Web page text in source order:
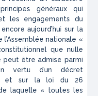
généraux
qui
les engagements du
aujourd’hui sur la
l’Assemblée nationale «
que nulle
peut être admise parmi
vertu d’un décret
», et sur la loi du 26
laquelle « toutes les